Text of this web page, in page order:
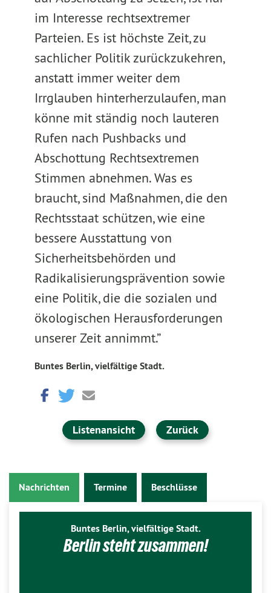
im Interesse rechtsextremer
Parteien. Es ist höchste Zeit, zu
sachlicher Politik zurückzukehren,
anstatt immer weiter dem
Irrglauben hinterherzulaufen, man
könne mit ständig noch lauteren
Rufen nach Pushbacks und
Abschottung Rechtsextremen
Stimmen abnehmen. Was es
braucht, sind Maßnahmen, die den
Rechtsstaat schützen, wie eine
bessere Ausstattung von
Sicherheitsbehörden und
Radikalisierungsprävention sowie
eine Politik, die die sozialen und
ökologischen Herausforderungen
unserer Zeit annimmt.”
Buntes Berlin, vielfältige Stadt.
Listenansicht Zurück
Nachrichten Termine Beschlüsse
Buntes Berlin, vielfältige Stadt.
Berlin steht zusammen!